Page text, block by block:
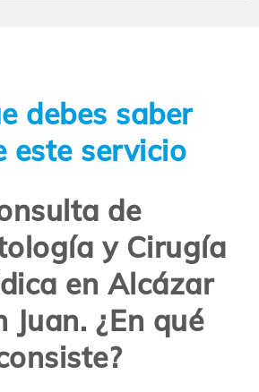
debes saber
este servicio
de
y Cirugía
en Alcázar
Juan. ¿En qué